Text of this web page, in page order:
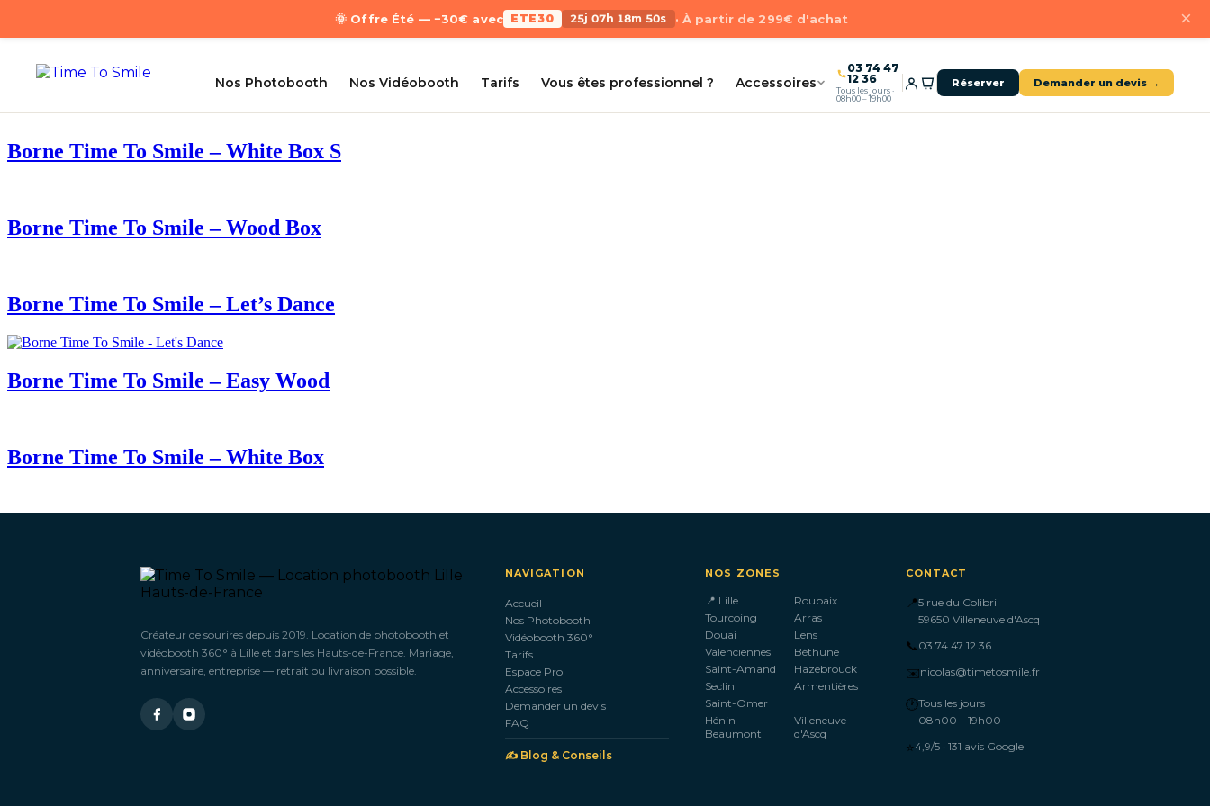
🌞 Offre Été — −30€ avec ETE30 25j 07h 18m 50s · À partir de 299€ d'achat ×
Nos Photobooth Nos Vidéobooth Tarifs Vous êtes professionnel ? Accessoires
03 74 47
12 36
Tous les jours ·
08h00 – 19h00
Réserver Demander un devis →
Borne Time To Smile – White Box S
Borne Time To Smile – Wood Box
Borne Time To Smile – Let’s Dance
Borne Time To Smile – Easy Wood
Borne Time To Smile – White Box
Créateur de sourires depuis 2019. Location de photobooth et
vidéobooth 360° à Lille et dans les Hauts-de-France. Mariage,
anniversaire, entreprise — retrait ou livraison possible.
NAVIGATION
Accueil
Nos Photobooth
Vidéobooth 360°
Tarifs
Espace Pro
Accessoires
Demander un devis
FAQ
✍️ Blog & Conseils
NOS ZONES
📍 Lille
Roubaix
Tourcoing
Arras
Douai
Lens
Valenciennes
Béthune
Saint-Amand
Hazebrouck
Seclin
Armentières
Saint-Omer
Hénin-
Beaumont
Villeneuve
d'Ascq
CONTACT
📍5 rue du Colibri
59650 Villeneuve d'Ascq
📞 03 74 47 12 36
✉️nicolas@timetosmile.fr
🕐Tous les jours
08h00 – 19h00
⭐4,9/5 · 131 avis Google